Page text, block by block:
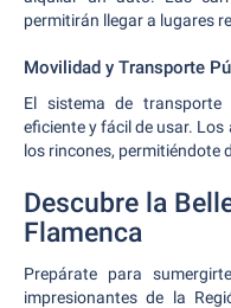
permitirán llegar a lugares
Movilidad y Transporte
El sistema de
eficiente y fácil de usar.
los rincones, permitiéndote
Descubre la
Flamenca
Prepárate para
impresionantes de la